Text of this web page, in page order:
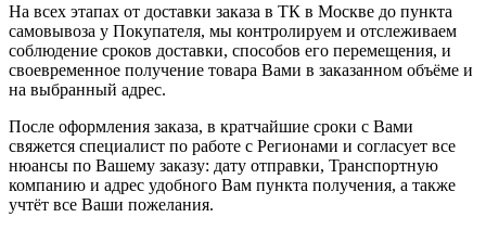
На всех этапах от доставки заказа в ТК в Москве до пункта
самовывоза у Покупателя, мы контролируем и отслеживаем
соблюдение сроков доставки, способов его перемещения, и
своевременное получение товара Вами в заказанном объёме и
на выбранный адрес.
После оформления заказа, в кратчайшие сроки с Вами
свяжется специалист по работе с Регионами и согласует все
нюансы по Вашему заказу: дату отправки, Транспортную
компанию и адрес удобного Вам пункта получения, а также
учтёт все Ваши пожелания.